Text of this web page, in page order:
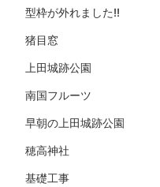
型枠が外れました!!
猪目窓
上田城跡公園
南国フルーツ
早朝の上田城跡公園
穂高神社
基礎工事